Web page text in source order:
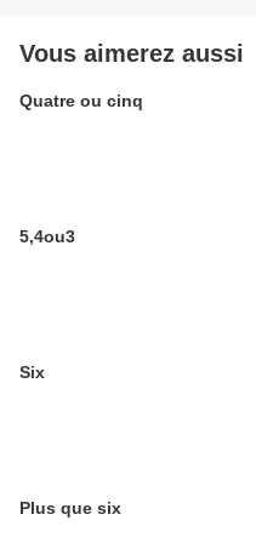
Vous aimerez aussi
Quatre ou cinq
5,4ou3
Six
Plus que six